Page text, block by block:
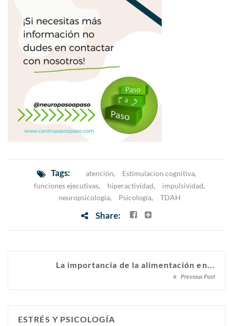
Tags: atención, Estimulacion cognitiva,
funciones ejecutivas, hiperactividad, impulsividad,
neuropsicología, Psicología, TDAH
Share:
La importancia de la alimentación en...
Previous Post
ESTRÉS Y PSICOLOGÍA